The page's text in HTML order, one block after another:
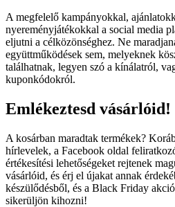
A megfelelő kampányokkal,
nyereményjátékokkal a social media
eljutni a célközönséghez. Ne
együttműködések sem, melyeknek
találhatnak, legyen szó a kínálatról,
kuponkódokról.
Emlékeztesd vásárlóid!
A kosárban maradtak termékek?
hírlevelek, a Facebook oldal
értékesítési lehetőségeket rejtenek
vásárlóid, és érj el újakat annak
készülődésből, és a Black Friday
sikerüljön kihozni!